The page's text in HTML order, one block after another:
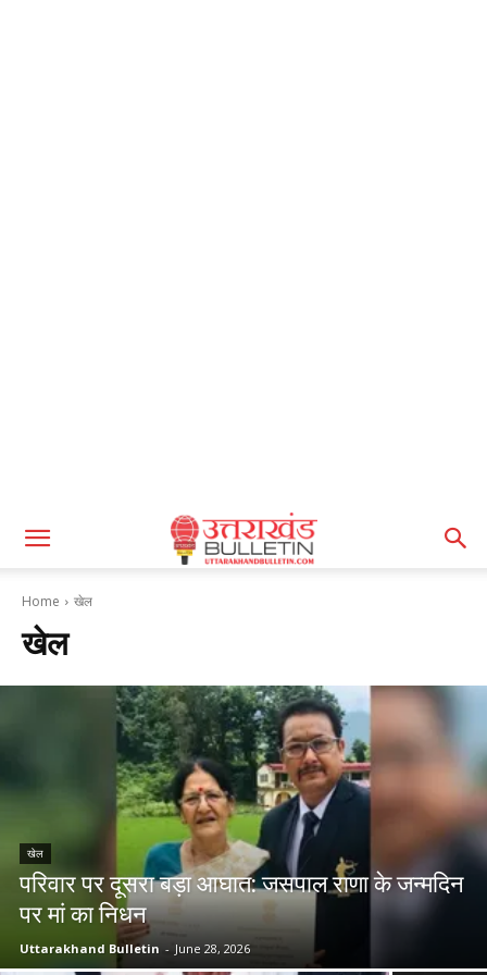
Home खेल
खेल
खेल
परिवार पर दूसरा बड़ा आघात: जसपाल राणा के जन्मदिन
पर मां का निधन
Uttarakhand Bulletin - June 28, 2026